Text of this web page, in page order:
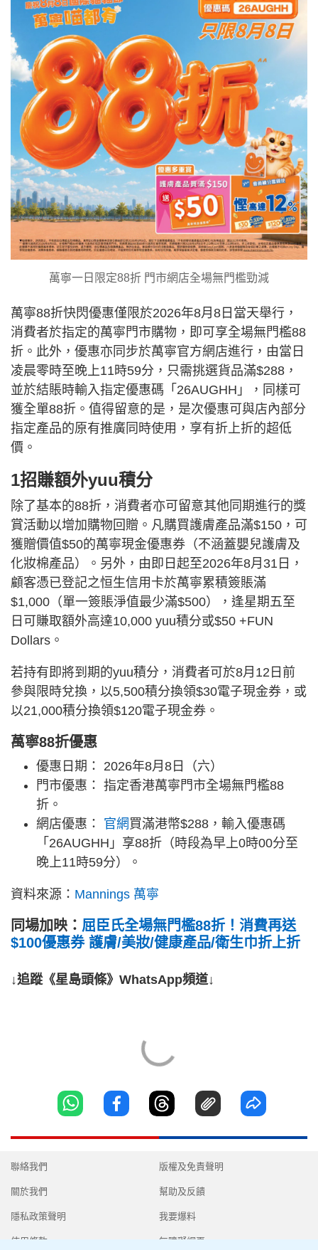
萬寧一日限定88折 門市網店全場無門檻勁減
萬寧88折快閃優惠僅限於2026年8月8日當天舉行，
消費者於指定的萬寧門市購物，即可享全場無門檻88
折。此外，優惠亦同步於萬寧官方網店進行，由當日
凌晨零時至晚上11時59分，只需挑選貨品滿$288，
並於結賬時輸入指定優惠碼「26AUGHH」，同樣可
獲全單88折。值得留意的是，是次優惠可與店內部分
指定產品的原有推廣同時使用，享有折上折的超低
價。
1招賺額外yuu積分
除了基本的88折，消費者亦可留意其他同期進行的獎
賞活動以增加購物回贈。凡購買護膚產品滿$150，可
獲贈價值$50的萬寧現金優惠券（不涵蓋嬰兒護膚及
化妝棉產品）。另外，由即日起至2026年8月31日，
顧客憑已登記之恒生信用卡於萬寧累積簽賬滿
$1,000（單一簽賬淨值最少滿$500），逢星期五至
日可賺取額外高達10,000 yuu積分或$50 +FUN
Dollars。
若持有即將到期的yuu積分，消費者可於8月12日前
參與限時兌換，以5,500積分換領$30電子現金券，或
以21,000積分換領$120電子現金券。
萬寧88折優惠
優惠日期： 2026年8月8日（六）
門市優惠： 指定香港萬寧門市全場無門檻88
折。
網店優惠： 官網 買滿港幣$288，輸入優惠碼
「26AUGHH」享88折（時段為早上0時00分至
晚上11時59分）。
資料來源： Mannings 萬寧
同場加映： 屈臣氏全場無門檻88折！消費再送
$100優惠券 護膚/美妝/健康產品/衛生巾折上折
↓追蹤《星島頭條》WhatsApp頻道↓
聯絡我們
關於我們
隱私政策聲明
使用條款
版權及免責聲明
幫助及反饋
我要爆料
無障礙網頁